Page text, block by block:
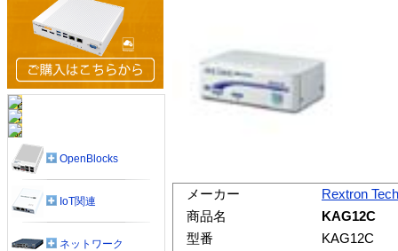
メーカー
Rextron
商品名
KAG12C
型番
KAG12C
OpenBlocks
IoT関連
ネットワーク